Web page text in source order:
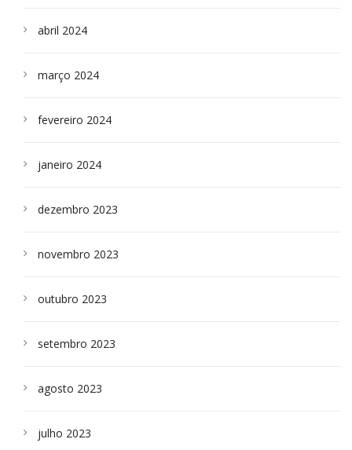
abril 2024
março 2024
fevereiro 2024
janeiro 2024
dezembro 2023
novembro 2023
outubro 2023
setembro 2023
agosto 2023
julho 2023